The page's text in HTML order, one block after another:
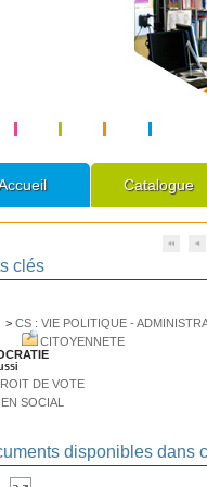
Catalogue
clés
> CS : VIE POLITIQUE -
CITOYENNETE
DE VOTE
SOCIAL
disponibles dans